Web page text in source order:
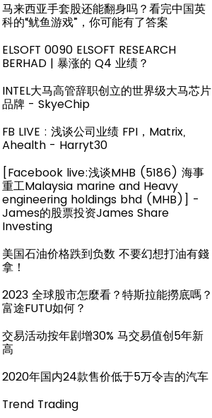
马来西亚手套股还能翻身吗？看完中国英
科的“鱿鱼游戏”，你可能有了答案
ELSOFT 0090 ELSOFT RESEARCH
BERHAD | 暴涨的 Q4 业绩？
INTEL大马高管辞职创立的世界级大马芯片
品牌 - SkyeChip
FB LIVE : 浅谈公司业绩 FPI，Matrix,
Ahealth - Harryt30
[Facebook live:浅谈MHB (5186) 海事
重工Malaysia marine and Heavy
engineering holdings bhd (MHB)] -
James的股票投资James Share
Investing
美国石油价格跌到负数 不要幻想打油有錢
拿！
2023 全球股市怎麼看？特斯拉能撈底嗎？
富途FUTU如何？
交易活动按年剧增30% 马交易值创5年新
高
2020年国内24款售价低于5万令吉的汽车
Trend Trading